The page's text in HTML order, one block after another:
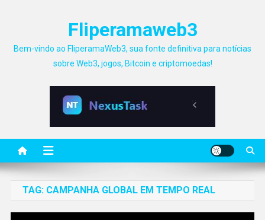
Fliperamaweb3
Bem-vindo ao FliperamaWeb3, sua fonte definitiva para notícias
sobre Web3, jogos, Bitcoin e criptomoedas!
TAG: CAMPANHA GLOBAL EM TEMPO REAL